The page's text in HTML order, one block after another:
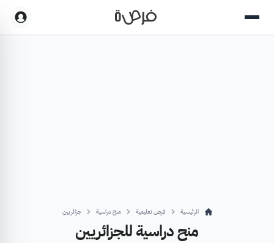
الرئيسية فرص تعليمية منح دراسية جزائريين
منح دراسية للجزائريين